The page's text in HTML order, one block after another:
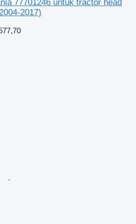
77701246 untuk tractor head
2017)